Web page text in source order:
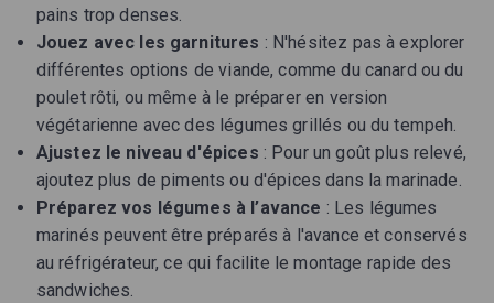
pains trop denses.
Jouez avec les garnitures : N'hésitez pas à explorer
différentes options de viande, comme du canard ou du
poulet rôti, ou même à le préparer en version
végétarienne avec des légumes grillés ou du tempeh.
Ajustez le niveau d'épices : Pour un goût plus relevé,
ajoutez plus de piments ou d'épices dans la marinade.
Préparez vos légumes à l’avance : Les légumes
marinés peuvent être préparés à l'avance et conservés
au réfrigérateur, ce qui facilite le montage rapide des
sandwiches.